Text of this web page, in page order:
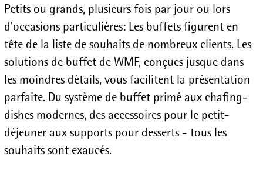
Petits ou grands, plusieurs fois par jour ou lors
d'occasions particulières: Les buffets figurent en
tête de la liste de souhaits de nombreux clients. Les
solutions de buffet de WMF, conçues jusque dans
les moindres détails, vous facilitent la présentation
parfaite. Du système de buffet primé aux chafing-
dishes modernes, des accessoires pour le petit-
déjeuner aux supports pour desserts - tous les
souhaits sont exaucés.